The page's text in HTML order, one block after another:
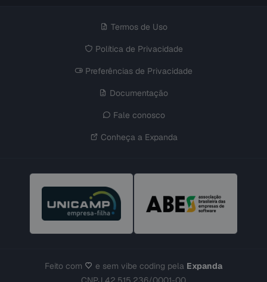
Termos de Uso
Política de Privacidade
Preferências de Privacidade
Documentação
Fale conosco
Conheça a Expanda
Feito com e sem vibe coding pela Expanda